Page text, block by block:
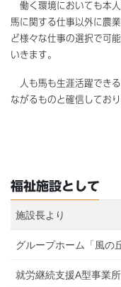
働く環境においても本人
馬に関する仕事以外に農
ど様々な仕事の選択で可
いきます。
人も馬も生涯活躍でき
ながるものと確信しており
さんさん
福祉施設として
施設長より
グループホーム「風の
就労継続支援A型事業